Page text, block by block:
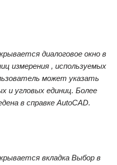
диалоговое окно в
измерения , используемых
может указать
и угловых единиц. Более
в справке AutoCAD.
вкладка Выбор в